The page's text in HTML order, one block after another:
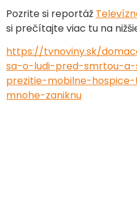
Pozrite si reportáž
si prečítajte viac tu na
https://tvnoviny.sk/
sa-o-ludi-pred-smrtou-
prezitie-mobilne-
mnohe-zaniknu